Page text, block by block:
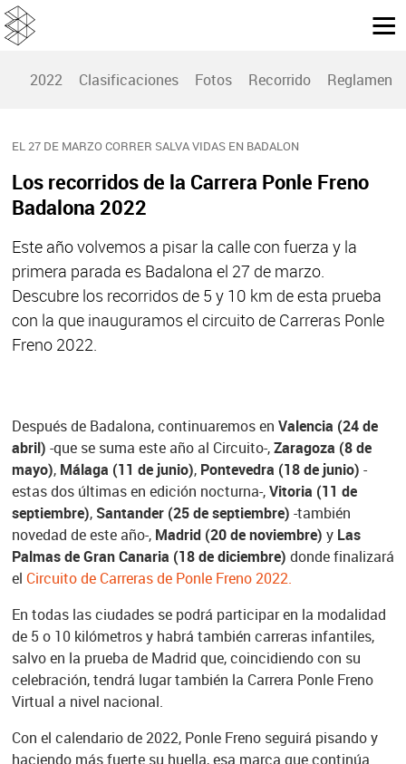
2022 Clasificaciones Fotos Recorrido Reglamento
EL 27 DE MARZO CORRER SALVA VIDAS EN BADALON
Los recorridos de la Carrera Ponle Freno
Badalona 2022
Este año volvemos a pisar la calle con fuerza y la
primera parada es Badalona el 27 de marzo.
Descubre los recorridos de 5 y 10 km de esta prueba
con la que inauguramos el circuito de Carreras Ponle
Freno 2022.
Después de Badalona, continuaremos en Valencia (24 de
abril) -que se suma este año al Circuito-,Zaragoza (8 de
mayo), Málaga (11 de junio), Pontevedra (18 de junio) -
estas dos últimas en edición nocturna-,Vitoria (11 de
septiembre), Santander (25 de septiembre) -también
novedad de este año-, Madrid (20 de noviembre) y Las
Palmas de Gran Canaria (18 de diciembre) donde finalizará
el Circuito de Carreras de Ponle Freno 2022.
En todas las ciudades se podrá participar en la modalidad
de 5 o 10 kilómetros y habrá también carreras infantiles,
salvo en la prueba de Madrid que, coincidiendo con su
celebración, tendrá lugar también la Carrera Ponle Freno
Virtual a nivel nacional.
Con el calendario de 2022, Ponle Freno seguirá pisando y
haciendo más fuerte su huella, esa marca que continúa